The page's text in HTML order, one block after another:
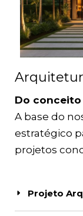
Do
A base do
estratégico
projetos
Projeto